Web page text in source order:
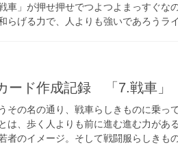
車」が押せ押せでつよつよまっすぐな
らげる力で、人よりも強いであろうラ
ード作成記録 「7.戦車」
その名の通り、戦車らしきものに乗っ
は、歩く人よりも前に進む進む力があ
者のイメージ。そして戦闘服らしきも